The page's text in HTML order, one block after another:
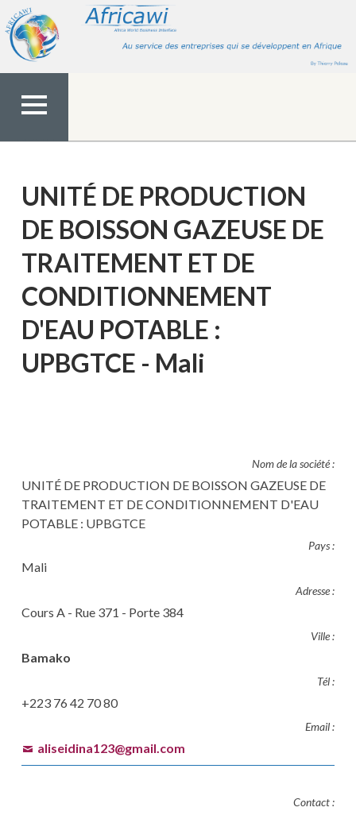
contenu
MENU
UNITÉ DE PRODUCTION
DE BOISSON GAZEUSE DE
TRAITEMENT ET DE
CONDITIONNEMENT
D'EAU POTABLE :
UPBGTCE - Mali
Nom de la société :
UNITÉ DE PRODUCTION DE BOISSON GAZEUSE DE
TRAITEMENT ET DE CONDITIONNEMENT D'EAU
POTABLE : UPBGTCE
Pays :
Mali
Adresse :
Cours A - Rue 371 - Porte 384
Ville :
Bamako
Tél :
+223 76 42 70 80
Email :
aliseidina123@gmail.com
Contact :